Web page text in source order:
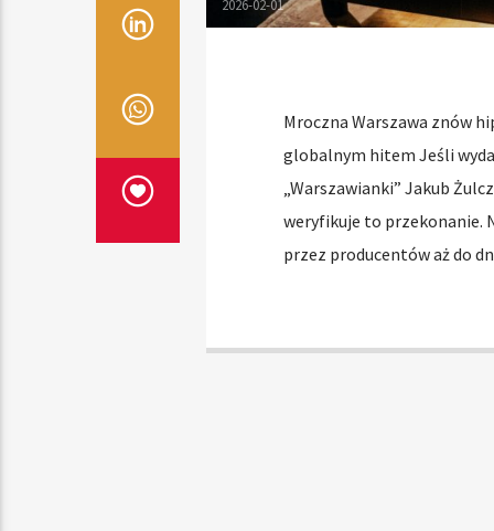
2026-02-01
Mroczna Warszawa znów
globalnym hitem Jeśli
„Warszawianki” Jakub
weryfikuje to przekonanie.
przez producentów aż do